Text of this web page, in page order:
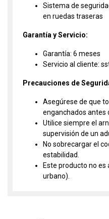
Sistema de
en ruedas traseras
Garantía y Servicio:
Garantía: 6 meses
Servicio al cliente:
Precauciones de
Asegúrese de que
enganchados antes
Utilice siempre el
supervisión de un
No sobrecargar el
estabilidad.
Este producto no
urbano).